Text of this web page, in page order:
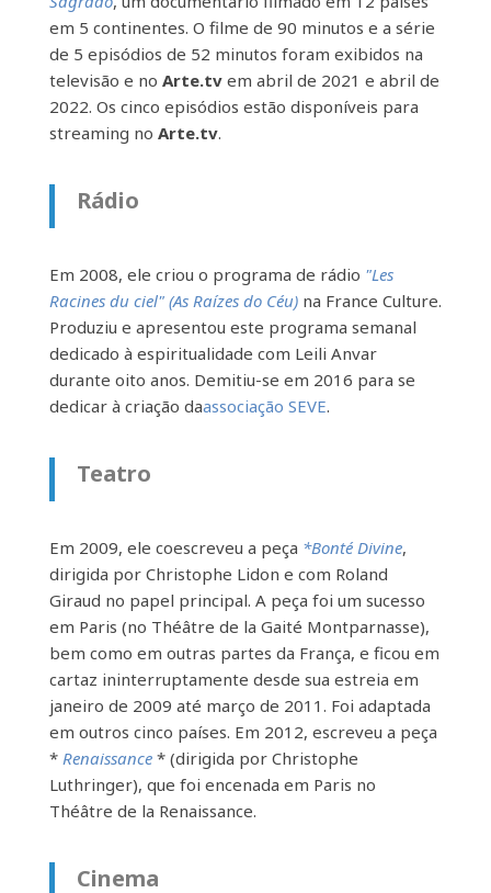
em 5 continentes. O filme de 90 minutos e a série
de 5 episódios de 52 minutos foram exibidos na
televisão e no Arte.tvem abril de 2021 e abril de
2022. Os cinco episódios estão disponíveis para
streaming no Arte.tv.
Rádio
Em 2008, ele criou o programa de rádio "Les
Racines du ciel" (As Raízes do Céu)na France Culture.
Produziu e apresentou este programa semanal
dedicado à espiritualidade com Leili Anvar
durante oito anos. Demitiu-se em 2016 para se
dedicar à criação daassociação SEVE.
Teatro
Em 2009, ele coescreveu a peça *Bonté Divine,
dirigida por Christophe Lidon e com Roland
Giraud no papel principal. A peça foi um sucesso
em Paris (no Théâtre de la Gaité Montparnasse),
bem como em outras partes da França, e ficou em
cartaz ininterruptamente desde sua estreia em
janeiro de 2009 até março de 2011. Foi adaptada
em outros cinco países. Em 2012, escreveu a peça
* Renaissance* (dirigida por Christophe
Luthringer), que foi encenada em Paris no
Théâtre de la Renaissance.
Cinema